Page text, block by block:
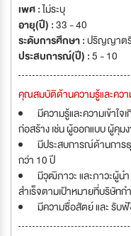
เพศ :ไม่ระบุ
อายุ(ปี) :33 - 40
ระดับการศึกษา :ปริญญาต
ประสบการณ์(ปี) :5 - 10
คุณสมบัติด้านความรู้และคว
มีความรู้และความเข้าใจ
ก่อสร้าง เช่น ผู้ออกแบบ ผู้คุม
มีประสบการณ์ด้านการ
กว่า 10 ปี
มีวุฒิภาวะ และภาวะผู้น
สำเร็จตามเป้าหมายที่บริษัท
มีความซื่อสัตย์ และ รับ